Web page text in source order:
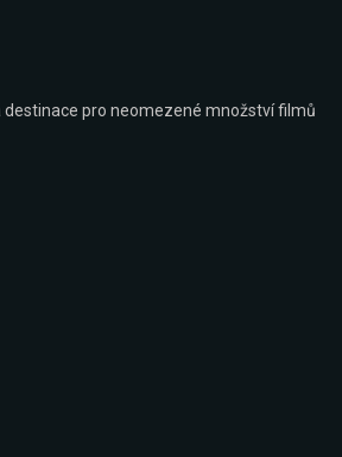
destinace pro neomezené množství filmů